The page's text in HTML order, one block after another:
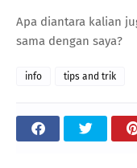
Apa diantara kalian
sama dengan saya?
info tips and trik